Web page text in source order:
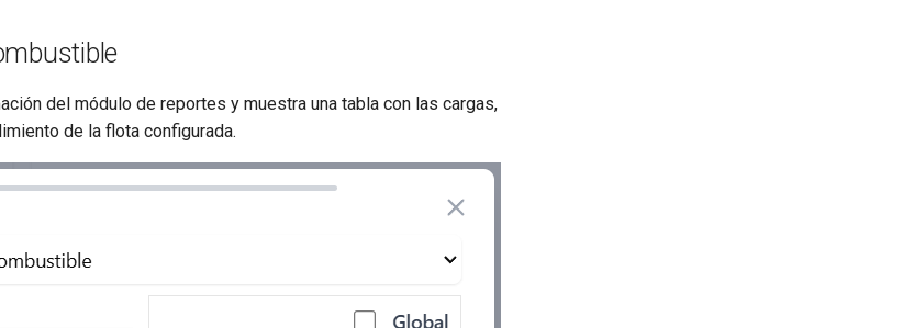
del módulo de reportes y muestra una tabla con las cargas,
de la flota configurada.